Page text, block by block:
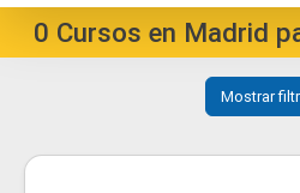
0 Cursos en Madrid
Mostrar